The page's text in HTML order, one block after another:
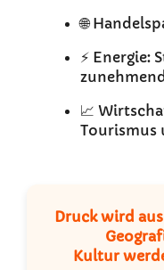
🌐
⚡ Energie:
📈
Tourismus
Druck wird
Kultur